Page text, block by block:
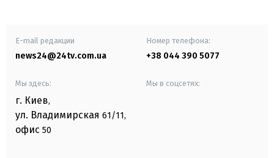
E-mail редакции
news24@24tv.com.ua
Номер телефона:
+38 044 390 5077
Мы здесь:
г. Киев,
ул. Владимирская 61/11,
офис 50
Мы в соцсетях: